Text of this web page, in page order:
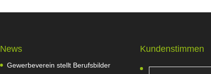
News
Gewerbeverein stellt Berufsbilder
Kundenstimmen